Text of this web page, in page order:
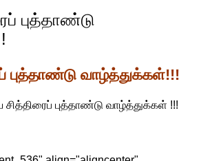
புத்தாண்டு
புத்தாண்டு வாழ்த்துக்கள்!!!
புத்தாண்டு வாழ்த்துக்கள் !!!